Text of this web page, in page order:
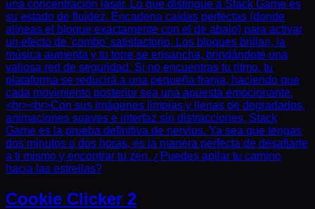
una concentración láser. Lo que distingue a Stack Game es
su estado de fluidez. Encadena caídas perfectas (donde
alineas el bloque exactamente con el de abajo) para activar
un efecto de 'combo' satisfactorio. Los bloques brillan, la
música aumenta y tu torre se ensancha, brindándote una
valiosa red de seguridad. Si no encuentras tu ritmo, tu
plataforma se reducirá a una pequeña franja, haciendo que
cada movimiento posterior sea una apuesta emocionante.
<br><br>Con sus imágenes limpias y llenas de degradados,
animaciones suaves e interfaz sin distracciones, Stack
Game es la prueba definitiva de nervios. Ya sea que tengas
dos minutos o dos horas, es la manera perfecta de desafiarte
a ti mismo y encontrar tu zen. ¿Puedes apilar tu camino
hacia las estrellas?
Cookie Clicker 2